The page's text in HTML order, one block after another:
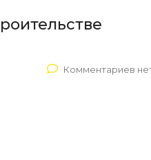
Комментариев